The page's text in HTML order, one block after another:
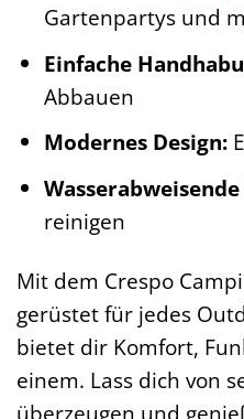
Gartenpartys und
Einfache
Abbauen
Modernes Design:
reinigen
Mit dem Crespo
gerüstet für jedes
bietet dir Komfort,
einem. Lass dich von